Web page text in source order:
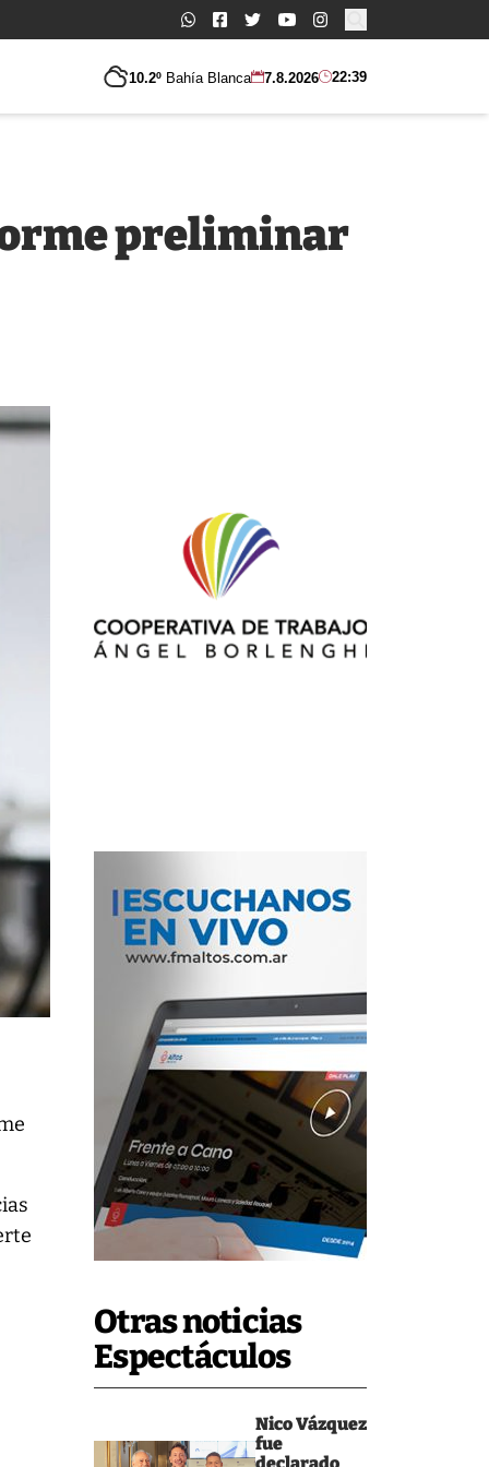
Buscar:
10.2º Bahía Blanca 7.8.2026 22:39
Otras noticias
Espectáculos
Nico Vázquez
fue
preliminar